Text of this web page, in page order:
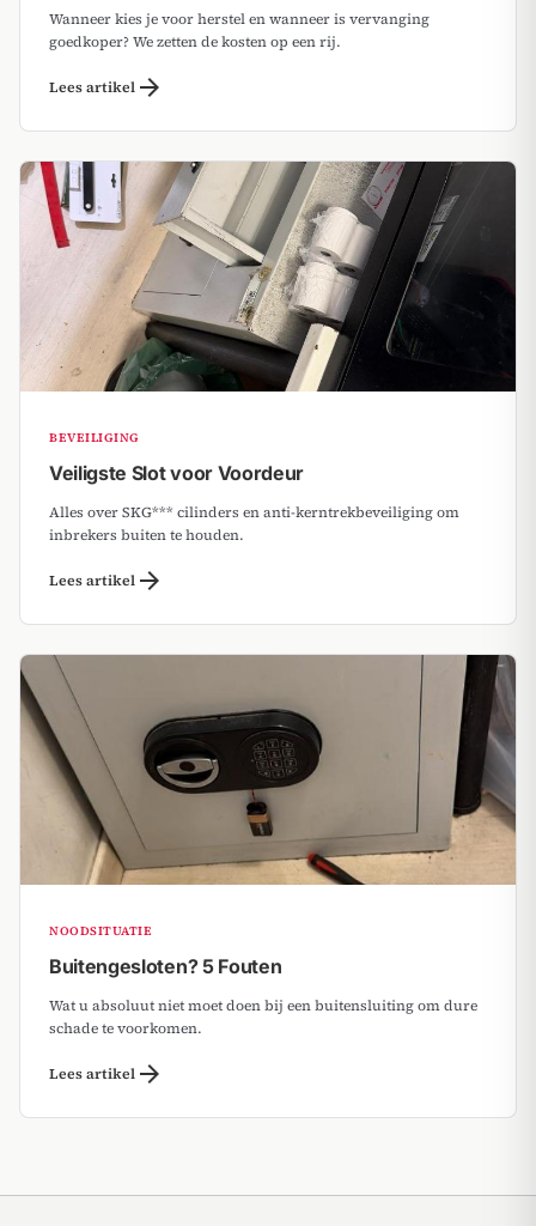
Wanneer kies je voor herstel en wanneer is vervanging
goedkoper? We zetten de kosten op een rij.
Lees artikel arrow_forward
BEVEILIGING
Veiligste Slot voor Voordeur
Alles over SKG*** cilinders en anti-kerntrekbeveiliging om
inbrekers buiten te houden.
Lees artikel arrow_forward
NOODSITUATIE
Buitengesloten? 5 Fouten
Wat u absoluut niet moet doen bij een buitensluiting om dure
schade te voorkomen.
Lees artikel arrow_forward